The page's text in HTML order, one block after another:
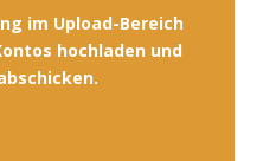
im Upload-Bereich
hochladen und